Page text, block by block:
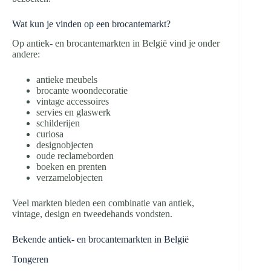
Wat kun je vinden op een brocantemarkt?
Op antiek- en brocantemarkten in België vind je onder
andere:
antieke meubels
brocante woondecoratie
vintage accessoires
servies en glaswerk
schilderijen
curiosa
designobjecten
oude reclameborden
boeken en prenten
verzamelobjecten
Veel markten bieden een combinatie van antiek,
vintage, design en tweedehands vondsten.
Bekende antiek- en brocantemarkten in België
Tongeren